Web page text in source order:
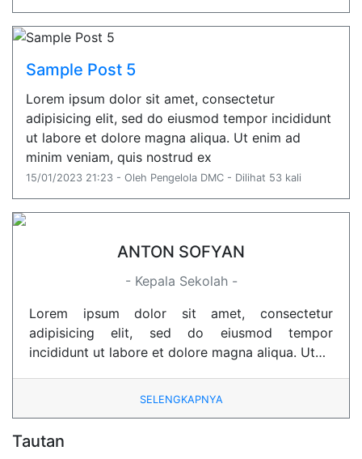
Sample Post 5
Lorem ipsum dolor sit amet, consectetur
adipisicing elit, sed do eiusmod tempor incididunt
ut labore et dolore magna aliqua. Ut enim ad
minim veniam, quis nostrud ex
15/01/2023 21:23 - Oleh Pengelola DMC - Dilihat 53 kali
ANTON SOFYAN
- Kepala Sekolah -
Lorem ipsum dolor sit amet, consectetur
adipisicing elit, sed do eiusmod tempor
incididunt ut labore et dolore magna aliqua. Ut…
SELENGKAPNYA
Tautan